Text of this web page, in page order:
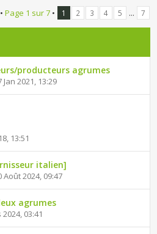
Page 1 sur7• 1 2 3 4 5 ... 7
producteurs agrumes
Jan 2021, 13:29
13:51
italien]
Août 2024, 09:47
agrumes
03:41